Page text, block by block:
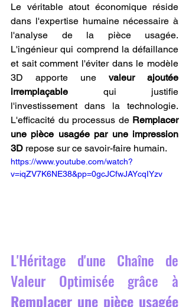
Le véritable atout économique réside
dans l'expertise humaine nécessaire à
l'analyse de la pièce usagée.
L'ingénieur qui comprend la défaillance
et sait comment l'éviter dans le modèle
3D apporte une valeur ajoutée
irremplaçable qui justifie
l'investissement dans la technologie.
L'efficacité du processus de Remplacer
une pièce usagée par une impression
3D repose sur ce savoir-faire humain.
https://www.youtube.com/watch?
v=iqZV7K6NE38&pp=0gcJCfwJAYcqIYzv
L'Héritage d'une Chaîne de
Remplacer une pièce usagée